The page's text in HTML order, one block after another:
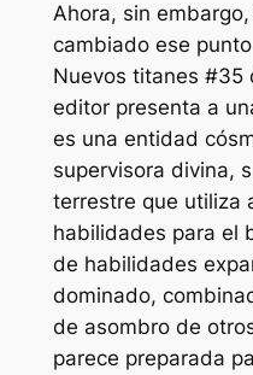
Ahora, sin
cambiado ese
Nuevos titanes #35
editor presenta a
es una entidad
supervisora ​​divina,
terrestre que utiliza
habilidades para el
de habilidades
dominado,
de asombro de
parece preparada